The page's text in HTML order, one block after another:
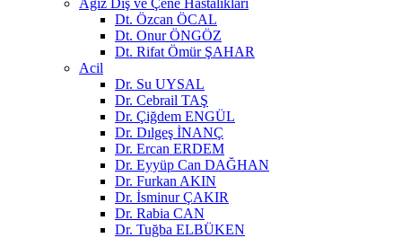
Dt. Özcan ÖCAL
Dt. Onur ÖNGÖZ
Dt. Rifat Ömür ŞAHAR
Acil
Dr. Su UYSAL
Dr. Cebrail TAŞ
Dr. Çiğdem ENGÜL
Dr. Dılgeş İNANÇ
Dr. Ercan ERDEM
Dr. Eyyüp Can DAĞHAN
Dr. Furkan AKIN
Dr. İsminur ÇAKIR
Dr. Rabia CAN
Dr. Tuğba ELBÜKEN